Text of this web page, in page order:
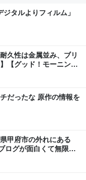
タルよりフィルム」
久性は金属並み、ブリ
【グッド！モーニン
だったな 原作の情報を
甲府市の外れにある
ログが面白くて無限に